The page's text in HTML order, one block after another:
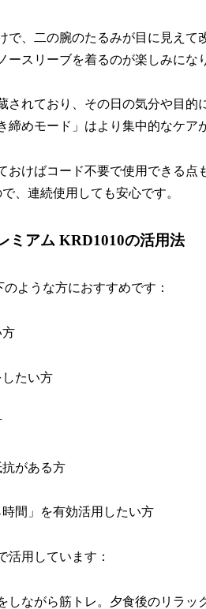
で、二の腕のたるみが目に見えて
スリーブを着るのが楽しみにな
されており、その日の気分や目
締めモード」はより集中的なケア
おけばコード不要で使用できる点
、連続使用しても安心です。
ミアム KRD1010の活用法
ような方におすすめです：
方
たい方
がある方
間」を有効活用したい方
活用しています：
しながら筋トレ。夕食後のリラッ